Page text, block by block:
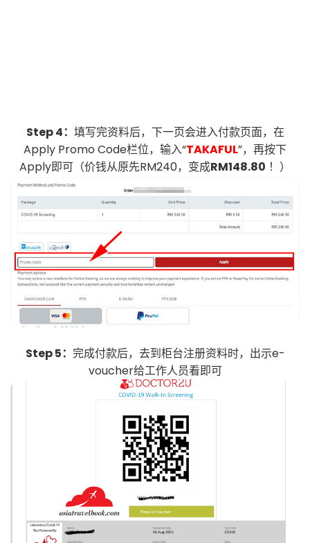
Step 4： 填写完资料后，下一页会进入付款页面，在
Apply Promo Code栏位，输入“TAKAFUL”，再按下
Apply即可（价钱从原先RM240，变成RM148.80 ！）
Step 5： 完成付款后，去到柜台注册资料时，出示e-
voucher给工作人员看即可